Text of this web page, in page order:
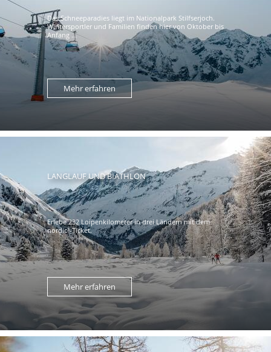
Das Schneeparadies liegt im Nationalpark Stilfserjoch.
Wintersportler und Familien finden hier von Oktober bis
Anfang ...
Mehr erfahren
LANGLAUF UND BIATHLON
Erlebe 232 Loipenkilometer in drei Ländern mit dem
nordic³-Ticket.
Mehr erfahren